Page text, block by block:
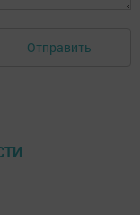
Отправить